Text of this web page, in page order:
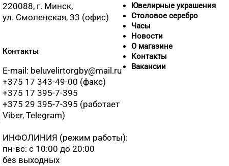
220088, г. Минск,
ул. Смоленская, 33 (офис)
Контакты
E-mail: beluvelirtorgby@mail.ru
+375 17 343-49-00 (факс)
+375 17 395-7-395
+375 29 395-7-395 (работает
Viber, Telegram)
ИНФОЛИНИЯ (режим работы):
пн-вс: с 10:00 до 20:00
без выходных
Ювелирные украшения
Столовое серебро
Часы
Новости
О магазине
Контакты
Вакансии